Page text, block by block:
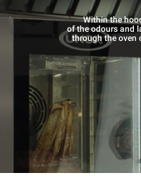
Within the
of the odours and
through the oven